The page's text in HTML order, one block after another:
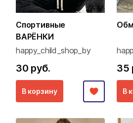
Спортивные
ВАРЁНКИ
happy_child_shop_by
30 руб.
В корзину
35
В